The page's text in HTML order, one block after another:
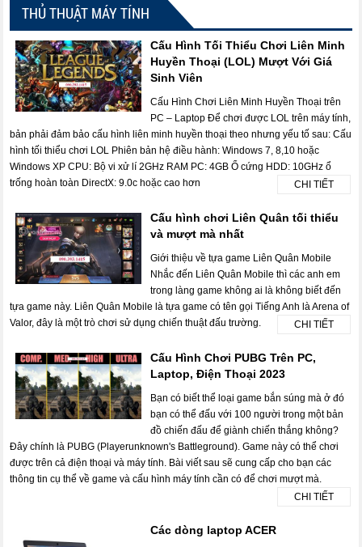
THỦ THUẬT MÁY TÍNH
Cấu Hình Tối Thiểu Chơi Liên Minh
Huyền Thoại (LOL) Mượt Với Giá
Sinh Viên
Cấu Hình Chơi Liên Minh Huyền Thoại trên
PC – Laptop Để chơi được LOL trên máy tính,
bản phải đảm bảo cấu hình liên minh huyền thoại theo nhưng yếu tố sau: Cấu
hình tối thiểu chơi LOL Phiên bản hệ điều hành: Windows 7, 8,10 hoặc
Windows XP CPU: Bộ vi xử lí 2GHz RAM PC: 4GB Ổ cứng HDD: 10GHz ổ
trống hoàn toàn DirectX: 9.0c hoặc cao hơn
CHI TIẾT
Cấu hình chơi Liên Quân tối thiểu
và mượt mà nhất
Giới thiệu về tựa game Liên Quân Mobile
Nhắc đến Liên Quân Mobile thì các anh em
trong làng game không ai là không biết đến
tựa game này. Liên Quân Mobile là tựa game có tên gọi Tiếng Anh là Arena of
Valor, đây là một trò chơi sử dụng chiến thuật đấu trường.
CHI TIẾT
Cấu Hình Chơi PUBG Trên PC,
Laptop, Điện Thoại 2023
Bạn có biết thể loại game bắn súng mà ở đó
bạn có thể đấu với 100 người trong một bản
đồ chiến đấu để giành chiến thắng không?
Đây chính là PUBG (Playerunknown's Battleground). Game này có thể chơi
được trên cả điện thoại và máy tính. Bài viết sau sẽ cung cấp cho bạn các
thông tin cụ thể về game và cấu hình máy tính cần có để chơi mượt mà.
CHI TIẾT
Các dòng laptop ACER